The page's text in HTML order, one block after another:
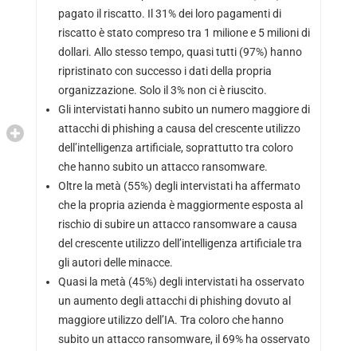
pagato il riscatto. Il 31% dei loro pagamenti di
riscatto è stato compreso tra 1 milione e 5 milioni di
dollari. Allo stesso tempo, quasi tutti (97%) hanno
ripristinato con successo i dati della propria
organizzazione. Solo il 3% non ci è riuscito.
Gli intervistati hanno subito un numero maggiore di
attacchi di phishing a causa del crescente utilizzo
dell’intelligenza artificiale, soprattutto tra coloro
che hanno subito un attacco ransomware.
Oltre la metà (55%) degli intervistati ha affermato
che la propria azienda è maggiormente esposta al
rischio di subire un attacco ransomware a causa
del crescente utilizzo dell’intelligenza artificiale tra
gli autori delle minacce.
Quasi la metà (45%) degli intervistati ha osservato
un aumento degli attacchi di phishing dovuto al
maggiore utilizzo dell’IA. Tra coloro che hanno
subito un attacco ransomware, il 69% ha osservato